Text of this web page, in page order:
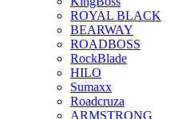
ROYAL BLACK
BEARWAY
ROADBOSS
RockBlade
HILO
Sumaxx
Roadcruza
ARMSTRONG